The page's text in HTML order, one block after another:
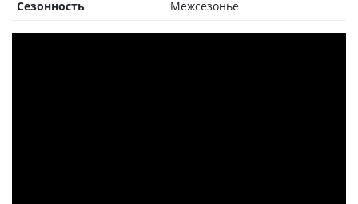
Сезонность
Межсезонье